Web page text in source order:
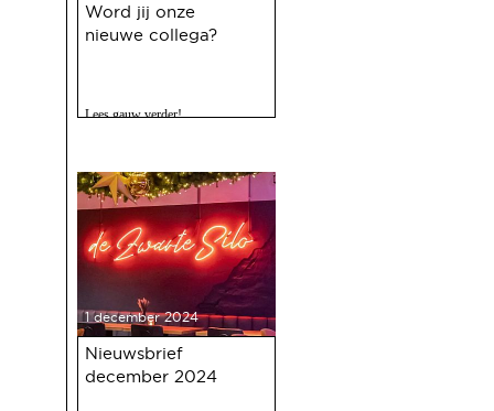
Word jij onze
nieuwe collega?
Lees gauw verder!
1 december 2024
Nieuwsbrief
december 2024